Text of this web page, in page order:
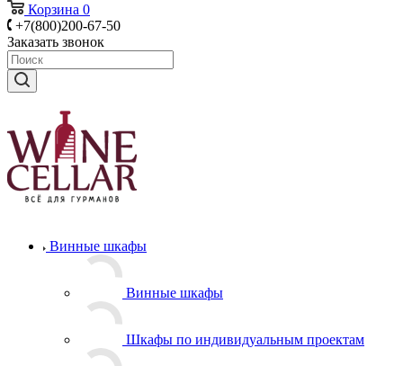
Корзина 0
+7(800)200-67-50
Заказать звонок
Винные шкафы
Винные шкафы
Шкафы по индивидуальным проектам